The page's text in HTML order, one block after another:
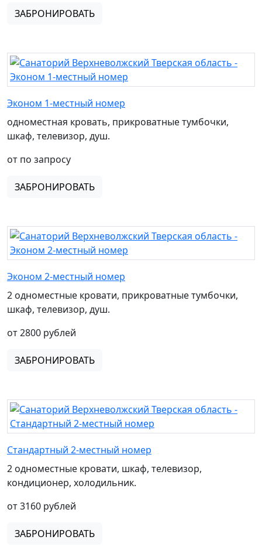
ЗАБРОНИРОВАТЬ
Эконом 1-местный номер
одноместная кровать, прикроватные тумбочки,
шкаф, телевизор, душ.
от по запросу
ЗАБРОНИРОВАТЬ
Эконом 2-местный номер
2 одноместные кровати, прикроватные тумбочки,
шкаф, телевизор, душ.
от 2800 рублей
ЗАБРОНИРОВАТЬ
Стандартный 2-местный номер
2 одноместные кровати, шкаф, телевизор,
кондиционер, холодильник.
от 3160 рублей
ЗАБРОНИРОВАТЬ